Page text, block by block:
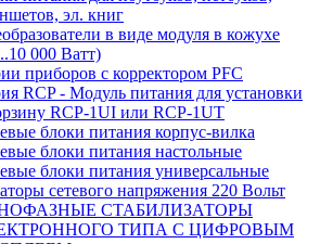
эл. книг
в виде модуля в кожухе
000 Ватт)
приборов с корректором PFC
RCP - Модуль питания для установки
RCP-1UI или RCP-1UT
блоки питания корпус-вилка
блоки питания настольные
блоки питания универсальные
сетевого напряжения 220 Вольт
СТАБИЛИЗАТОРЫ
ТИПА С ЦИФРОВЫМ